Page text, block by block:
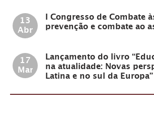
13
Abr
I Congresso de Combate
prevenção e combate ao
17
Mar
Lançamento do livro
na atualidade: Novas
Latina e no sul da Europa”